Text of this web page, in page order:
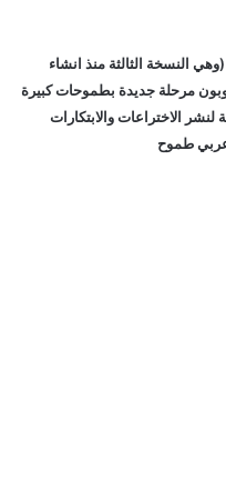
النسخة الثالثة منذ انشاء
مشروع موهوبون مرحلة جديدة بطموحات كبيرة
الاختراعات والابتكارات
عربي طموح